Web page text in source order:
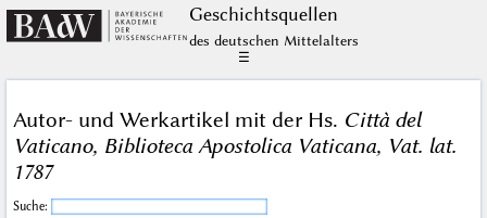
Geschichts­quellen
des deutschen Mittelalters
☰
Autor- und Werkartikel mit der Hs. Città del
Vaticano, Biblioteca Apostolica Vaticana, Vat. lat.
1787
Suche: